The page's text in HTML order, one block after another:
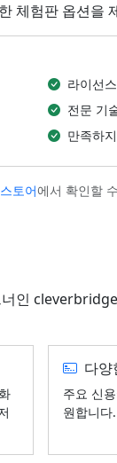
체험판 옵션을
라이선
전문 기
만족하
토어에서 확인할
인
다양
주요 신
원합니다.